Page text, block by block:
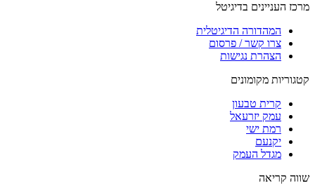
מרכז העניינים בדיגיטל
המהדורה הדיגיטלית
צרו קשר / פרסום
הצהרת נגישות
קטגוריות מקומונים
קרית טבעון
עמק יזרעאל
רמת ישי
יקנעם
מגדל העמק
שווה קריאה